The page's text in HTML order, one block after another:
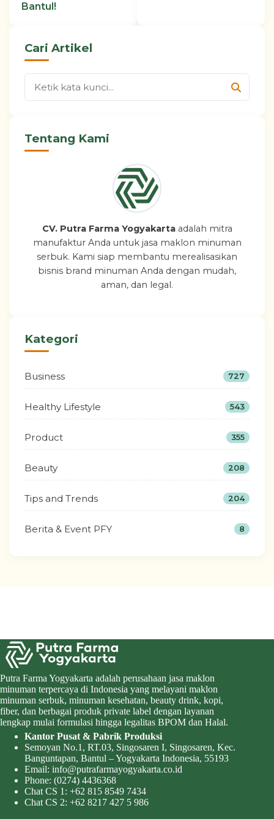
Bantul!
Cari Artikel
Tentang Kami
CV. Putra Farma Yogyakartaadalah mitra
manufaktur Anda untuk jasa maklon minuman
serbuk. Kami siap membantu merealisasikan
bisnis brand minuman Anda dengan mudah,
aman, dan legal.
Kategori
Business 727
Healthy Lifestyle 543
Product 355
Beauty 208
Tips and Trends 204
Berita & Event PFY 8
Putra Farma Yogyakarta adalah perusahaan jasa maklon
minuman terpercaya di Indonesia yang melayani maklon
minuman serbuk, minuman kesehatan, beauty drink, kopi,
fiber, dan berbagai produk private label dengan layanan
lengkap mulai formulasi hingga legalitas BPOM dan Halal.
Kantor Pusat & Pabrik Produksi
Semoyan No.1, RT.03, Singosaren I, Singosaren, Kec.
Banguntapan, Bantul – Yogyakarta Indonesia, 55193
Email: info@putrafarmayogyakarta.co.id
Phone: (0274) 4436368
Chat CS 1: +62 815 8549 7434
Chat CS 2: +62 8217 427 5 986